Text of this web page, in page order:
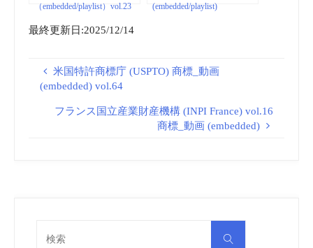
（embedded/playlist）vol.23
(embedded/playlist)
最終更新日:2025/12/14
米国特許商標庁 (USPTO) 商標_動画
(embedded) vol.64
フランス国立産業財産機構 (INPI France) vol.16
商標_動画 (embedded)
検